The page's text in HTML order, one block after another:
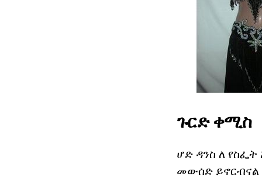
ጉርድ ቀሚስ
ሆድ ዳንስ ለ
መውሰድ ይኖርብናል